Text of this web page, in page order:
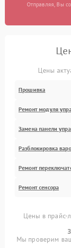
Отправляя, Вы
Цены
Прошивка
Ремонт модуля
Замена панели
Разблокировка
Ремонт
Ремонт сенсора
Цены в прайс-
Мы проверим